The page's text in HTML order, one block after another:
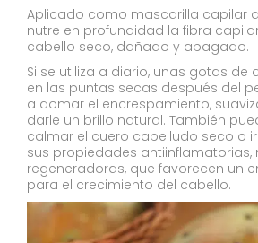
Aplicado como mascarilla capilar
nutre en profundidad la fibra
cabello seco, dañado y apagado.
Si se utiliza a diario, unas gotas de
en las puntas secas después del
a domar el encrespamiento,
darle un brillo natural. También
calmar el cuero cabelludo seco o
sus propiedades antiinflamatorias,
regeneradoras, que favorecen un
para el crecimiento del cabello.